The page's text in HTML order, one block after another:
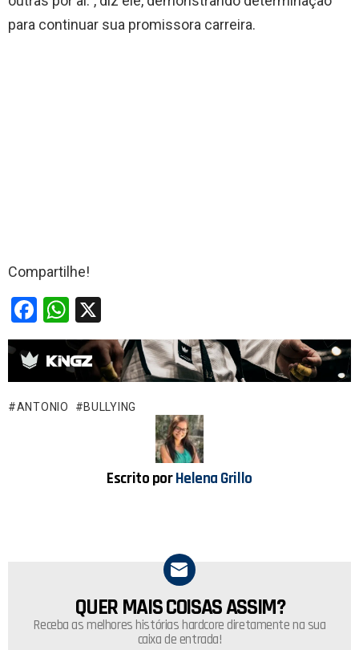
para continuar sua promissora carreira.
Compartilhe!
F
a
ce
b
o
W
h
at
s
A
ANTONIO BULLYING
Escrito porHelena Grillo
NEWSLETTER
QUER MAIS COISAS ASSIM?
Receba as melhores histórias hardcore diretamente na sua
caixa de entrada!